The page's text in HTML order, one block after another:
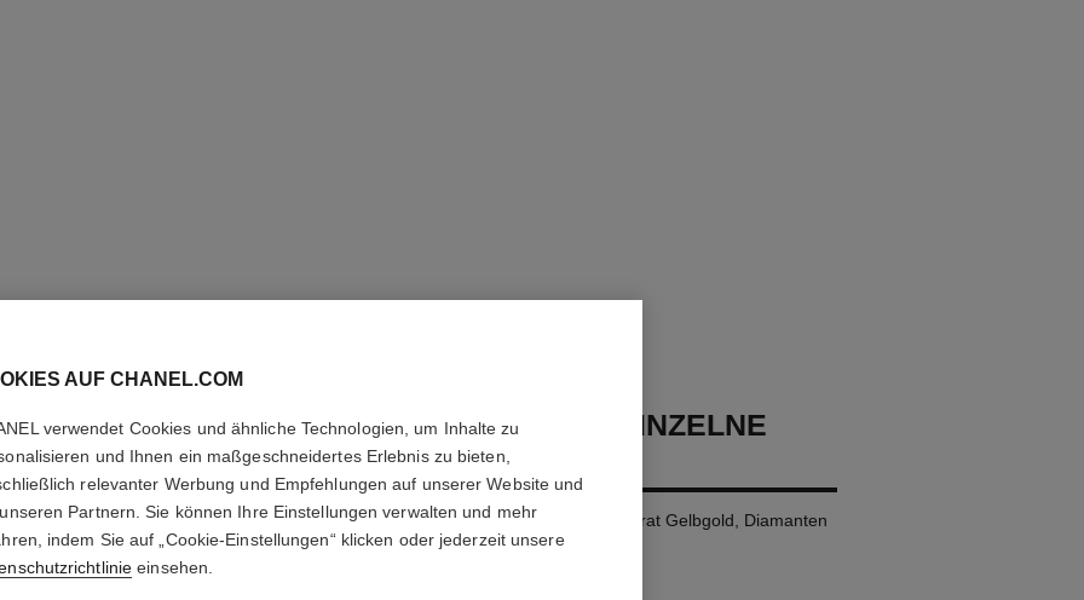
anzeigen
COCO CRUSH EINZELNE
MINI-KREOLE
Steppmotiv, Mini-Modell, 18 Karat Gelbgold, Diamanten
Weitere Details
AUF CHANEL.COM
verwendet Cookies und ähnliche Technologien, um Inhalte zu
und Ihnen ein maßgeschneidertes Erlebnis zu bieten,
relevanter Werbung und Empfehlungen auf unserer Website und
Partnern. Sie können Ihre Einstellungen verwalten und mehr
indem Sie auf „Cookie-Einstellungen“ klicken oder jederzeit unsere
einsehen.